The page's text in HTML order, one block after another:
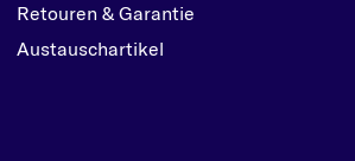
Retouren & Garantie
Austauschartikel